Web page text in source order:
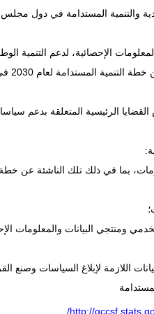
والتنمية المستدامة في دول مجلس
الإحصائية، لدعم التنمية
بما في
الرئيسية المتعلقة بدعم
بما في ذلك تلك الناشئة عن خطة
ومنتجي البيانات والمعلومات
اللازمة لإبلاغ السياسات وصنع
http://